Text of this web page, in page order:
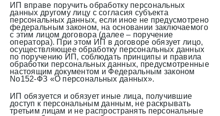
ИП вправе поручить обработку персональных
данных другому лицу с согласия субъекта
персональных данных, если иное не предусмотрено
федеральным законом, на основании заключаемого
с этим лицом договора (далее – поручение
оператора). При этом ИП в договоре обязует лицо,
осуществляющее обработку персональных данных
по поручению ИП, соблюдать принципы и правила
обработки персональных данных, предусмотренные
настоящим документом и Федеральным законом
No152-ФЗ «О персональных данных».
ИП обязуется и обязует иные лица, получившие
доступ к персональным данным, не раскрывать
третьим лицам и не распространять персональные